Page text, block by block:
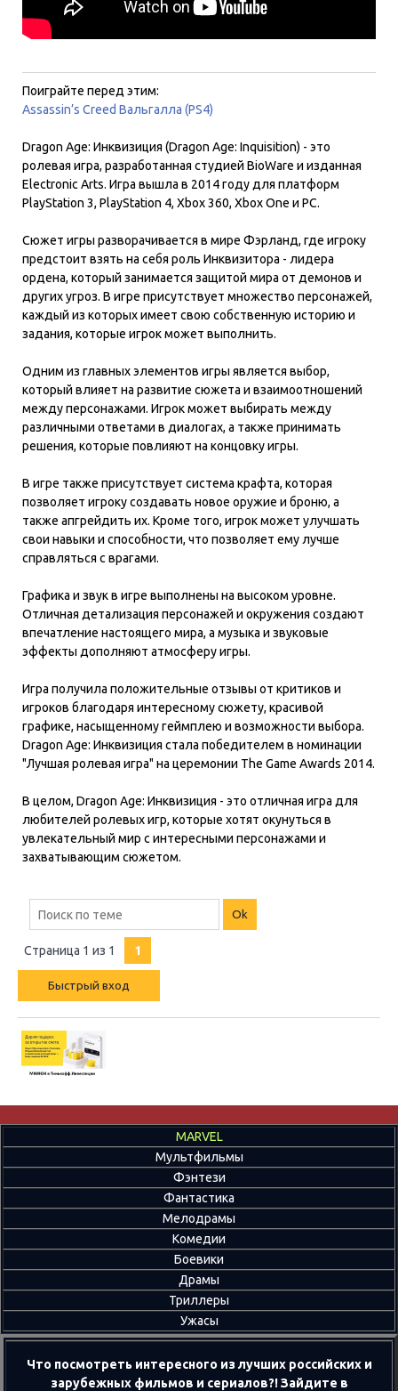
Поиграйте перед этим:
Assassin’s Creed Вальгалла (PS4)
Dragon Age: Инквизиция (Dragon Age: Inquisition) - это
ролевая игра, разработанная студией BioWare и изданная
Electronic Arts. Игра вышла в 2014 году для платформ
PlayStation 3, PlayStation 4, Xbox 360, Xbox One и PC.
Сюжет игры разворачивается в мире Фэрланд, где игроку
предстоит взять на себя роль Инквизитора - лидера
ордена, который занимается защитой мира от демонов и
других угроз. В игре присутствует множество персонажей,
каждый из которых имеет свою собственную историю и
задания, которые игрок может выполнить.
Одним из главных элементов игры является выбор,
который влияет на развитие сюжета и взаимоотношений
между персонажами. Игрок может выбирать между
различными ответами в диалогах, а также принимать
решения, которые повлияют на концовку игры.
В игре также присутствует система крафта, которая
позволяет игроку создавать новое оружие и броню, а
также апгрейдить их. Кроме того, игрок может улучшать
свои навыки и способности, что позволяет ему лучше
справляться с врагами.
Графика и звук в игре выполнены на высоком уровне.
Отличная детализация персонажей и окружения создают
впечатление настоящего мира, а музыка и звуковые
эффекты дополняют атмосферу игры.
Игра получила положительные отзывы от критиков и
игроков благодаря интересному сюжету, красивой
графике, насыщенному геймплею и возможности выбора.
Dragon Age: Инквизиция стала победителем в номинации
"Лучшая ролевая игра" на церемонии The Game Awards 2014.
В целом, Dragon Age: Инквизиция - это отличная игра для
любителей ролевых игр, которые хотят окунуться в
увлекательный мир с интересными персонажами и
захватывающим сюжетом.
Страница 1 из 1 1
MARVEL
Мультфильмы
Фэнтези
Фантастика
Мелодрамы
Комедии
Боевики
Драмы
Триллеры
Ужасы
Что посмотреть интересного из лучших российских и
зарубежных фильмов и сериалов?! Зайдите в